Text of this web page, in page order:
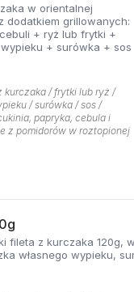
dodatkiem grillowanych:
+ ryż lub frytki +
wypieku + surówka + sos
kurczaka / frytki lub ryż /
/ surówka / sos /
papryka, cebula i
z pomidorów w roztopionej
120g, w orientalnej